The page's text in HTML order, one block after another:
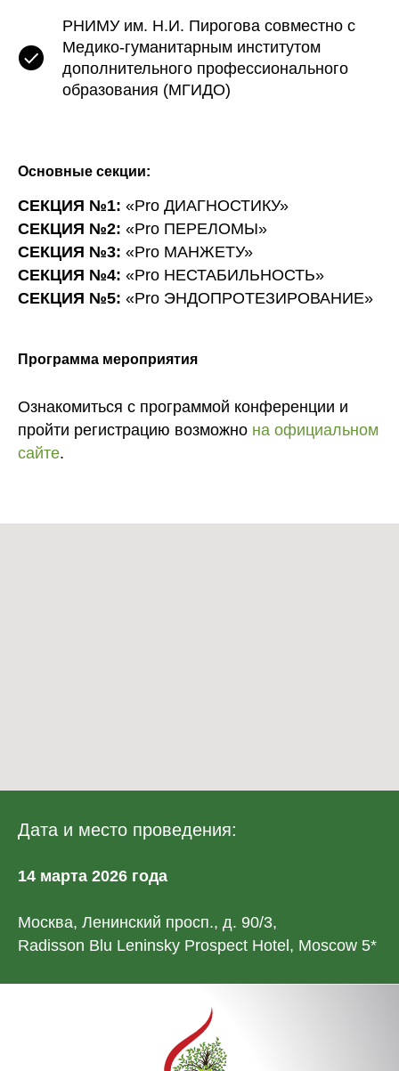
РНИМУ им. Н.И. Пирогова совместно с
Медико-гуманитарным институтом
дополнительного профессионального
образования (МГИДО)
Основные секции:
СЕКЦИЯ №1: «Pro ДИАГНОСТИКУ»
СЕКЦИЯ №2: «Pro ПЕРЕЛОМЫ»
СЕКЦИЯ №3: «Pro МАНЖЕТУ»
СЕКЦИЯ №4: «Pro НЕСТАБИЛЬНОСТЬ»
СЕКЦИЯ №5: «Pro ЭНДОПРОТЕЗИРОВАНИЕ»
Программа мероприятия
Ознакомиться с программой конференции и
пройти регистрацию возможно на официальном
сайте.
Дата и место проведения:
14 марта 2026 года
Москва, Ленинский просп., д. 90/3,
Radisson Blu Leninsky Prospect Hotel, Moscow 5*